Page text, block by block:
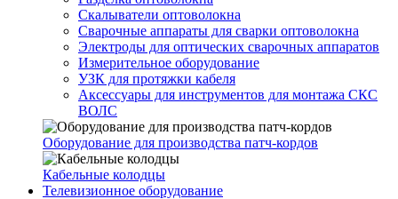
Скалыватели оптоволокна
Сварочные аппараты для сварки оптоволокна
Электроды для оптических сварочных аппаратов
Измерительное оборудование
УЗК для протяжки кабеля
Аксессуары для инструментов для монтажа СКС
ВОЛС
Оборудование для производства патч-кордов
Кабельные колодцы
Телевизионное оборудование